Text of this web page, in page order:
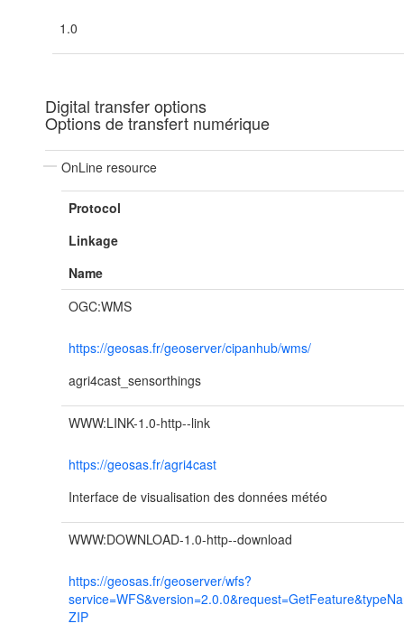
1.0
Digital transfer options
Options de transfert numérique
OnLine resource
Protocol
Linkage
Name
OGC:WMS
https://geosas.fr/geoserver/cipanhub/wms/
agri4cast_sensorthings
WWW:LINK-1.0-http--link
https://geosas.fr/agri4cast
Interface de visualisation des données météo
WWW:DOWNLOAD-1.0-http--download
https://geosas.fr/geoserver/wfs?
ZIP